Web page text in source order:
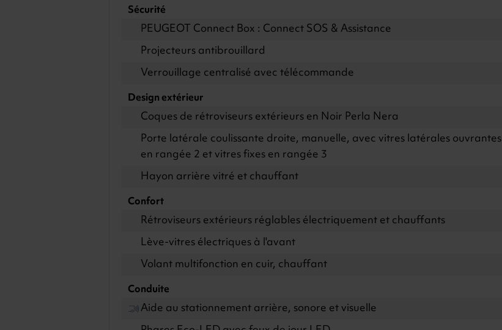
Sécurité
PEUGEOT Connect Box : Connect SOS & Assistance
Projecteurs antibrouillard
Verrouillage centralisé avec télécommande
Design extérieur
Coques de rétroviseurs extérieurs en Noir Perla Nera
Porte latérale coulissante droite, manuelle, avec vitres latérales ouvrantes
en rangée 2 et vitres fixes en rangée 3
Hayon arrière vitré et chauffant
Confort
Rétroviseurs extérieurs réglables électriquement et chauffants
Lève-vitres électriques à l'avant
Volant multifonction en cuir, chauffant
Conduite
Aide au stationnement arrière, sonore et visuelle